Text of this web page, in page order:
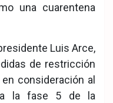
una cuarentena
Luis Arce,
de restricción
consideración al
a la fase 5 de la